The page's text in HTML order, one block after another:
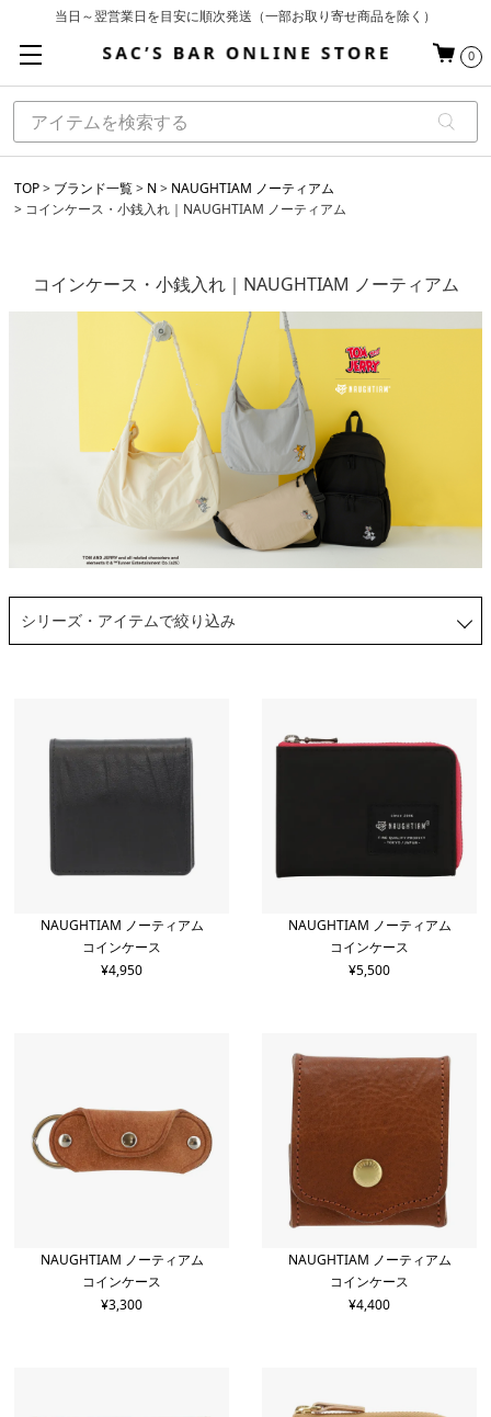
当日～翌営業日を目安に順次発送（一部お取り寄せ商品を除く）
基本配送料 ¥550(沖縄・離島を除く)
0
TOP ブランド一覧 N
NAUGHTIAM ノーティアム
コインケース・小銭入れ｜NAUGHTIAM ノーティアム
コインケース・小銭入れ｜NAUGHTIAM ノーティアム
シリーズ・アイテムで絞り込み
NAUGHTIAM ノーティアム
コインケース
¥4,950
NAUGHTIAM ノーティアム
コインケース
¥5,500
NAUGHTIAM ノーティアム
コインケース
¥3,300
NAUGHTIAM ノーティアム
コインケース
¥4,400